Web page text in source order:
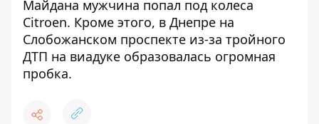
Майдана мужчина попал под колеса
Citroen. Кроме этого, в Днепре на
Слобожанском проспекте из-за тройного
ДТП на виадуке образовалась огромная
пробка.